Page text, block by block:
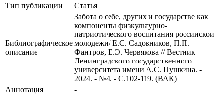
Тип публикации
Статья
Библиографическое
описание
Забота о себе, других и государстве как
компоненты физкультурно-
патриотического воспитания российской
молодежи/ Е.С. Садовников, П.П.
Фантров, Е.Э. Червякова // Вестник
Ленинградского государственного
университета имени А.С. Пушкина. -
2024. - №4. - С.102-119. (ВАК)
Аннотация
-